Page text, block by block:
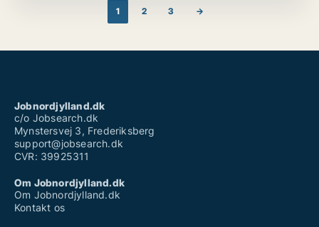
(DSP), sikre overholdelse af retningslinjer,
datastrukturer og mediestandarder samt overvåge
informationsstyring, herunder gennemgang af
1 2 3 →
Jobnordjylland.dk
c/o Jobsearch.dk
Mynstersvej 3, Frederiksberg
support@jobsearch.dk
CVR: 39925311
Om Jobnordjylland.dk
Om Jobnordjylland.dk
Kontakt os